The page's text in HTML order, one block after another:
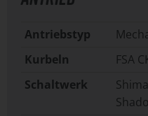
Antriebstyp
Kurbeln
FSA
Schaltwerk